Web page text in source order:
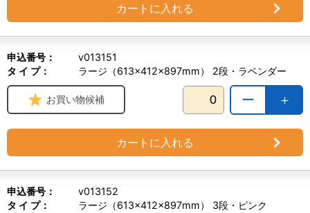
カートに入れる
申込番号：
v013151
タ イ プ：
ラージ（613×412×897mm） 2段・ラベンダー
＋
ー
お買い物候補
カートに入れる
申込番号：
v013152
タ イ プ：
ラージ（613×412×897mm） 3段・ピンク